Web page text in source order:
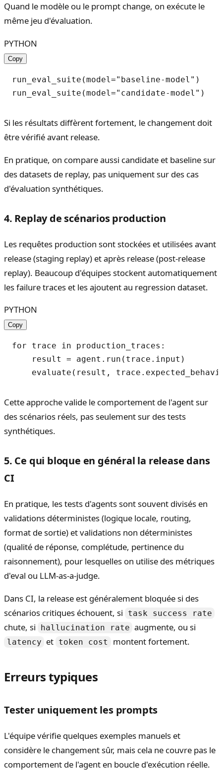
Quand le modèle ou le prompt change, on exécute le
même jeu d'évaluation.
PYTHON
Copy
run_eval_suite(model="baseline-model")
Si les résultats diffèrent fortement, le changement doit
être vérifié avant release.
En pratique, on compare aussi candidate et baseline sur
des datasets de replay, pas uniquement sur des cas
d'évaluation synthétiques.
4. Replay de scénarios production
Les requêtes production sont stockées et utilisées avant
release (staging replay) et après release (post-release
replay). Beaucoup d'équipes stockent automatiquement
les failure traces et les ajoutent au regression dataset.
PYTHON
Copy
for trace in production_traces:
    result = agent.run(trace.input)
Cette approche valide le comportement de l'agent sur
des scénarios réels, pas seulement sur des tests
synthétiques.
5. Ce qui bloque en général la release dans
CI
En pratique, les tests d'agents sont souvent divisés en
validations déterministes (logique locale, routing,
format de sortie) et validations non déterministes
(qualité de réponse, complétude, pertinence du
raisonnement), pour lesquelles on utilise des métriques
d'eval ou LLM-as-a-judge.
Dans CI, la release est généralement bloquée si des
scénarios critiques échouent, si
task success rate
chute, si hallucination rate augmente, ou si
latency et token cost montent fortement.
Erreurs typiques
Tester uniquement les prompts
L'équipe vérifie quelques exemples manuels et
considère le changement sûr, mais cela ne couvre pas le
comportement de l'agent en boucle d'exécution réelle.